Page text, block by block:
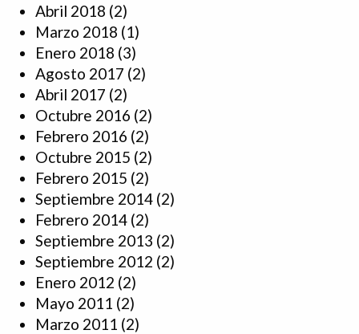
Abril 2018 (2)
Marzo 2018 (1)
Enero 2018 (3)
Agosto 2017 (2)
Abril 2017 (2)
Octubre 2016 (2)
Febrero 2016 (2)
Octubre 2015 (2)
Febrero 2015 (2)
Septiembre 2014 (2)
Febrero 2014 (2)
Septiembre 2013 (2)
Septiembre 2012 (2)
Enero 2012 (2)
Mayo 2011 (2)
Marzo 2011 (2)